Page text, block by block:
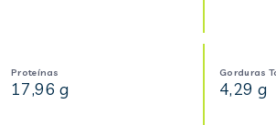
Proteínas
17,96 g
Gorduras
4,29 g